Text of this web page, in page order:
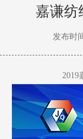
嘉谦纺
发布时
2019